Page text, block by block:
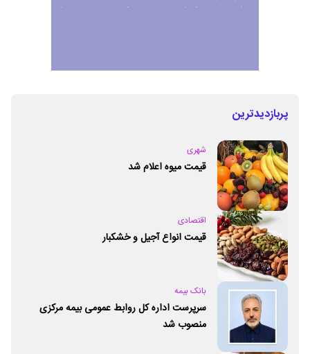
پربازدیدترین
شهری
قیمت میوه اعلام شد
اقتصادی
قیمت انواع آجیل و خشکبار
بانک بیمه
سرپرست اداره کل روابط عمومی بیمه مرکزی
منصوب شد